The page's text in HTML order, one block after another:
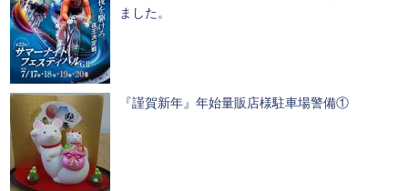
ました。
『謹賀新年』年始量販店様駐車場警備①